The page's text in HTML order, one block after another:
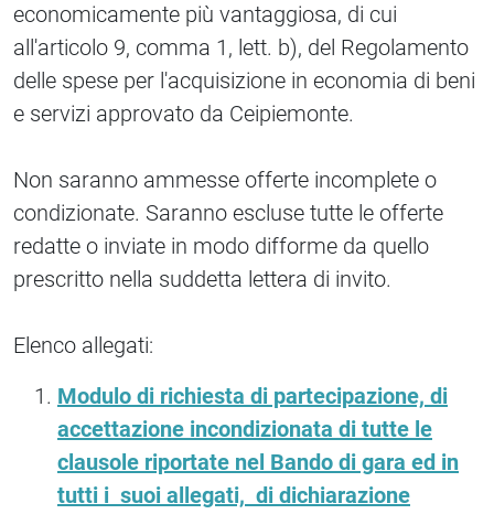
economicamente più vantaggiosa, di cui
all'articolo 9, comma 1, lett. b), del Regolamento
delle spese per l'acquisizione in economia di beni
e servizi approvato da Ceipiemonte.
Non saranno ammesse offerte incomplete o
condizionate. Saranno escluse tutte le offerte
redatte o inviate in modo difforme da quello
prescritto nella suddetta lettera di invito.
Elenco allegati:
Modulo di richiesta di partecipazione, di
accettazione incondizionata di tutte le
clausole riportate nel Bando di gara ed in
tutti i suoi allegati, di dichiarazione